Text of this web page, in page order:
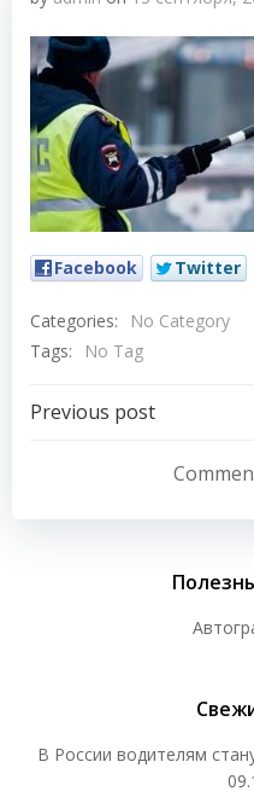
Facebook Twitter
Categories:
No Category
Tags:
No Tag
Навигация
записям
Previous post
В России водителям